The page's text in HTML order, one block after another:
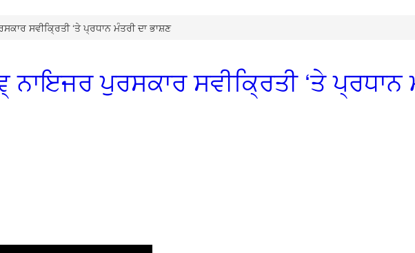
ਸਵੀਕ੍ਰਿਤੀ ‘ਤੇ ਪ੍ਰਧਾਨ ਮੰਤਰੀ ਦਾ ਭਾਸ਼ਣ
ਪੁਰਸਕਾਰ ਸਵੀਕ੍ਰਿਤੀ ‘ਤੇ ਪ੍ਰਧਾਨ